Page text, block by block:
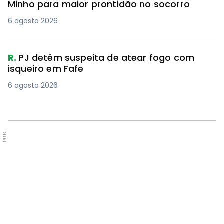
Minho para maior prontidão no socorro
6 agosto 2026
R. PJ detém suspeita de atear fogo com
isqueiro em Fafe
6 agosto 2026
PUB.